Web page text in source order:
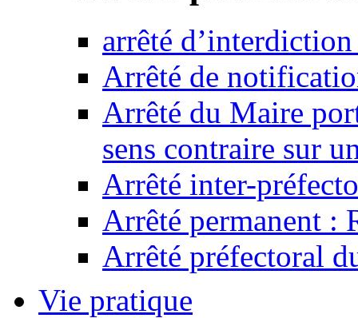
arrêté
Arrêté de
Arrêté du Maire
sens contraire sur
Arrêté inter-
Arrêté permanent :
Arrêté préfectoral
Vie pratique